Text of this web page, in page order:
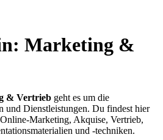
Marketing &
& Vertrieb geht es um die
und Dienstleistungen. Du findest hier
Marketing, Akquise, Vertrieb,
und -techniken.